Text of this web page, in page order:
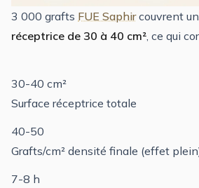
3 000 grafts FUE Saphircouvrent
réceptrice de 30 à 40 cm² , ce qui
30-40 cm²
Surface réceptrice totale
40-50
Grafts/cm² densité finale (effet
7-8 h